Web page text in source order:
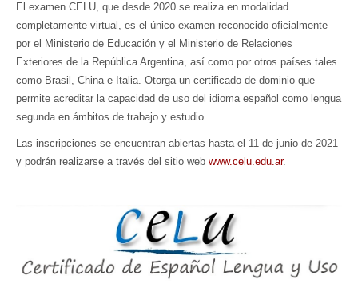
Seguínos en:
El examen CELU, que desde 2020 se realiza en modalidad
completamente virtual, es el único examen reconocido oficialmente
por el Ministerio de Educación y el Ministerio de Relaciones
Exteriores de la República Argentina, así como por otros países tales
como Brasil, China e Italia. Otorga un certificado de dominio que
permite acreditar la capacidad de uso del idioma español como lengua
segunda en ámbitos de trabajo y estudio.
Las inscripciones se encuentran abiertas hasta el 11 de junio de 2021
y podrán realizarse a través del sitio web www.celu.edu.ar.